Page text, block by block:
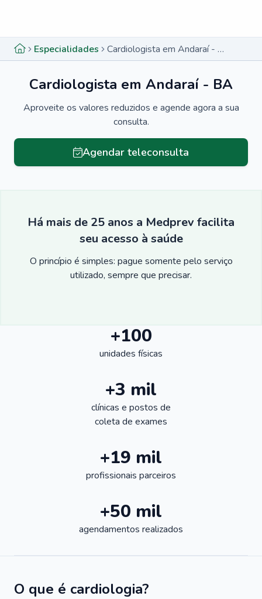
Especialidades Cardiologista em Andaraí - BA
Cardiologista em Andaraí - BA
Aproveite os valores reduzidos e agende agora a sua
consulta.
Agendar teleconsulta
Há mais de 25 anos a Medprev facilita
seu acesso à saúde
O princípio é simples: pague somente pelo serviço
utilizado, sempre que precisar.
+100
unidades físicas
+3 mil
clínicas e postos de
coleta de exames
+19 mil
profissionais parceiros
+50 mil
agendamentos realizados
O que é cardiologia?